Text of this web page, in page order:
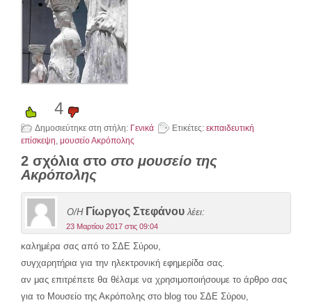
4
Δημοσιεύτηκε στη στήλη: Γενικά Ετικέτες: εκπαιδευτική
επίσκεψη, μουσείο Ακρόπολης
2 σχόλια στο στο μουσείο της
Ακρόπολης
Ο/Η Γίωργος Στεφάνου λέει:
23 Μαρτίου 2017 στις 09:04
καλημέρα σας από το ΣΔΕ Σύρου,
συγχαρητήρια για την ηλεκτρονική εφημερίδα σας.
αν μας επιτρέπετε θα θέλαμε να χρησιμοποιήσουμε το άρθρο σας
για το Μουσείο της Ακρόπολης στο blog του ΣΔΕ Σύρου,